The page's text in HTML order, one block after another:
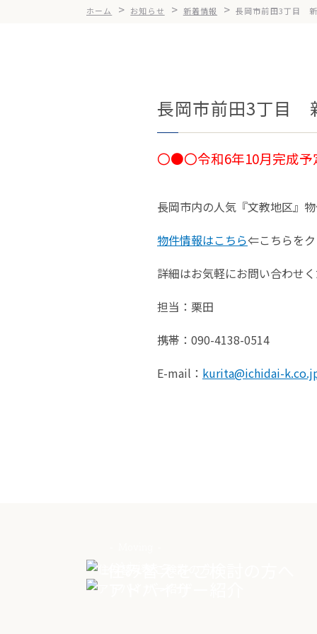
ホーム > お知らせ > 新着情報 > 長岡市前田3丁目
長岡市前田3丁目
〇●〇令和6年10月完成
長岡市内の人気『文教地区』
物件情報はこちら⇐こちらをク
詳細はお気軽にお問い合わせく
担当：栗田
携帯：090-4138-0514
E-mail： kurita@ichidai-